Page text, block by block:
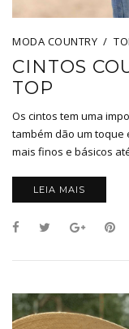
MODA COUNTRY
CINTOS
TOP
Os cintos tem uma
também dão um toque
mais finos e básicos
LEIA MAIS